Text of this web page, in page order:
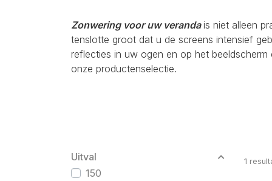
Zonwering voor uw verandais niet alleen
tenslotte groot dat u de screens intensief
reflecties in uw ogen en op het
onze productenselectie.
Uitval
150
1